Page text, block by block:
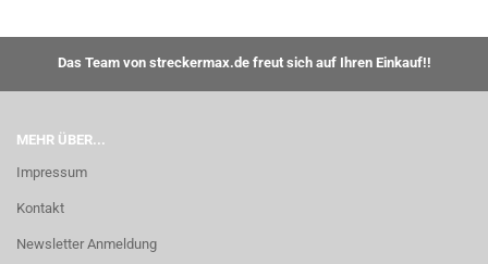
Das Team von streckermax.de freut sich auf Ihren Einkauf!!
MEHR ÜBER...
Impressum
Kontakt
Newsletter Anmeldung